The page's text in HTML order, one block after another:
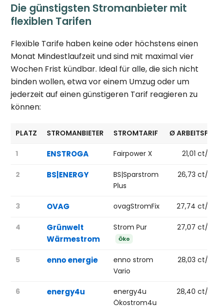
Die günstigsten Stromanbieter mit
flexiblen Tarifen
Flexible Tarife haben keine oder höchstens einen
Monat Mindestlaufzeit und sind mit maximal vier
Wochen Frist kündbar. Ideal für alle, die sich nicht
binden wollen, etwa vor einem Umzug oder um
jederzeit auf einen günstigeren Tarif reagieren zu
können:
PLATZ STROMANBIETER STROMTARIF Ø
1 ENSTROGA Fairpower X 21,01 ct/
2 BS|ENERGY
BS|Sparstrom
Plus
26,73 ct/
3 OVAG ovagStromFix 27,74 ct/
4
Grünwelt
Wärmestrom
Strom Pur
Öko
27,07 ct/
5 enno energie
enno strom
Vario
28,03 ct/
6 energy4u
energy4u
Ökostrom4u
28,40 ct/